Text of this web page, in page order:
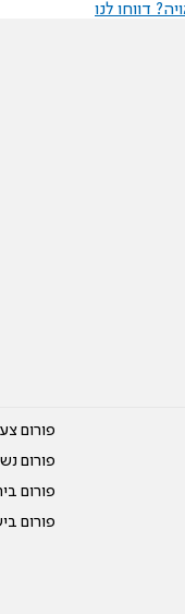
דווחו לנו
פורום
פורום
פורום
פורום